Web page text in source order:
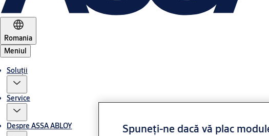
Romania
Meniul
Soluții
Service
Despre ASSA ABLOY Spuneți-ne dacă vă plac